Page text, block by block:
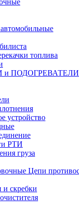
топлива
и ПОДОГРЕВАТЕЛИ
устройство
РТИ
груза
Цепи
скребки